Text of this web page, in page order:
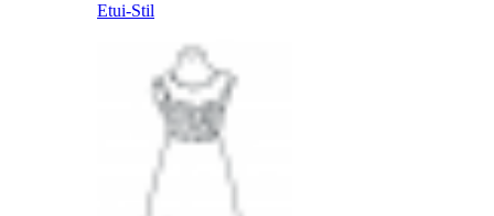
Etui-Stil